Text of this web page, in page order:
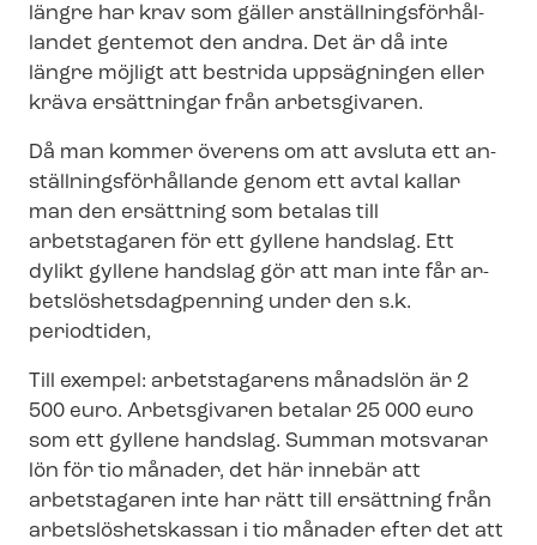
längre har krav som gäller an­ställ­nings­för­hål­
lan­det gentemot den andra. Det är då inte
längre möjligt att bestrida uppsägningen eller
kräva ersättningar från arbetsgivaren.
Då man kommer överens om att avsluta ett an­
ställ­nings­för­hål­lan­de genom ett avtal kallar
man den ersättning som betalas till
arbetstagaren för ett gyllene handslag. Ett
dylikt gyllene handslag gör att man inte får ar­
bets­lös­hets­dag­pen­ning under den s.k.
periodtiden,
Till exempel: arbetstagarens månadslön är 2
500 euro. Arbetsgivaren betalar 25 000 euro
som ett gyllene handslag. Summan motsvarar
lön för tio månader, det här innebär att
arbetstagaren inte har rätt till ersättning från
ar­bets­lös­hets­kas­san i tio månader efter det att